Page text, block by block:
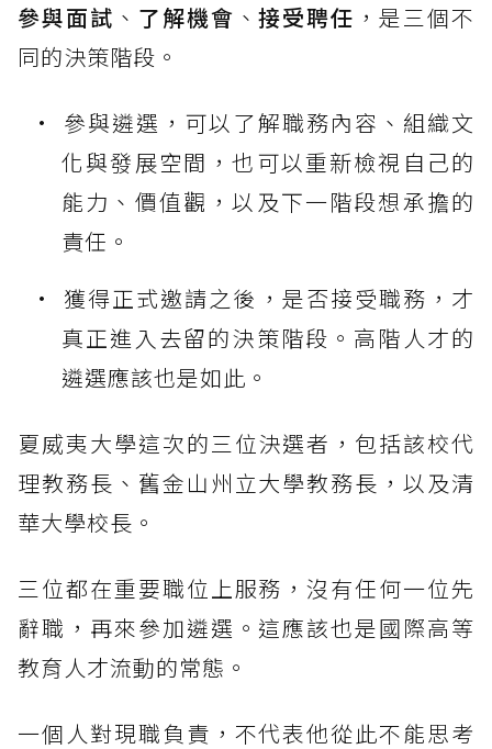
參與面試 、 了解機會 、接受聘任 ，是三個不
同的決策階段。
參與遴選，可以了解職務內容、組織文
化與發展空間，也可以重新檢視自己的
能力、價值觀，以及下一階段想承擔的
責任。
獲得正式邀請之後，是否接受職務，才
真正進入去留的決策階段。高階人才的
遴選應該也是如此。
夏威夷大學這次的三位決選者，包括該校代
理教務長、舊金山州立大學教務長，以及清
華大學校長。
三位都在重要職位上服務，沒有任何一位先
辭職，再來參加遴選。這應該也是國際高等
教育人才流動的常態。
一個人對現職負責，不代表他從此不能思考